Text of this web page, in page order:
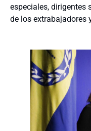
especiales, dirigentes
de los extrabajadores